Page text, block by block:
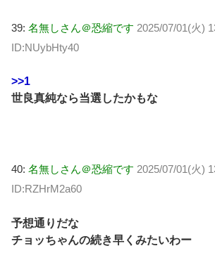
39: 名無しさん＠恐縮です 2025/07/01(火)
ID:NUybHty40
>>1
世良真純なら当選したかもな
40: 名無しさん＠恐縮です 2025/07/01(火)
ID:RZHrM2a60
予想通りだな
チョッちゃんの続き早くみたいわー